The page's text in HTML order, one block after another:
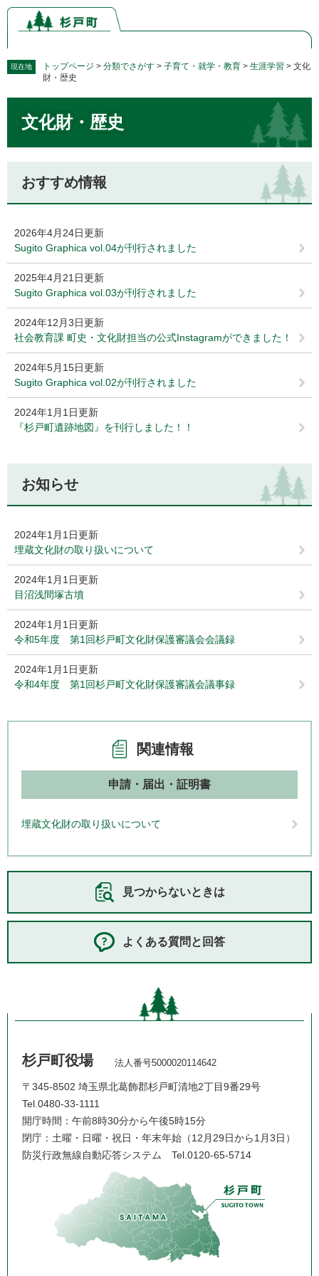
ペ
の
で
メ
ー
ば
現在地 トップページ > 分類でさがす > 子育て・就学・教育 > 生涯学習 > 文化
財・歴史
文化財・歴史
おすすめ情報
2026年4月24日更新
Sugito Graphica vol.04が刊行されました
2025年4月21日更新
Sugito Graphica vol.03が刊行されました
2024年12月3日更新
社会教育課 町史・文化財担当の公式Instagramができました！
2024年5月15日更新
Sugito Graphica vol.02が刊行されました
2024年1月1日更新
『杉戸町遺跡地図』を刊行しました！！
お知らせ
2024年1月1日更新
埋蔵文化財の取り扱いについて
2024年1月1日更新
目沼浅間塚古墳
2024年1月1日更新
令和5年度 第1回杉戸町文化財保護審議会会議録
2024年1月1日更新
令和4年度 第1回杉戸町文化財保護審議会議事録
関連情報
申請・届出・証明書
埋蔵文化財の取り扱いについて
見つからないときは
よくある質問と回答
杉戸町役場 法人番号5000020114642
〒345-8502 埼玉県北葛飾郡杉戸町清地2丁目9番29号
Tel.0480-33-1111
開庁時間：午前8時30分から午後5時15分
閉庁：土曜・日曜・祝日・年末年始（12月29日から1月3日）
防災行政無線自動応答システム Tel.0120-65-5714